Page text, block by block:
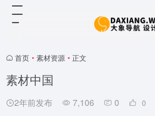
首页 • 素材资源 • 正文
素材中国
2年前发布 7,106 0 0